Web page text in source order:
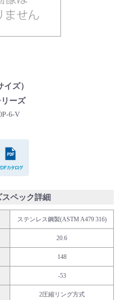
ド
語集
ズ）
ーズ
6-V
スペック詳細
ステンレス鋼製(ASTM A479 316)
20.6
148
-53
2圧縮リング方式